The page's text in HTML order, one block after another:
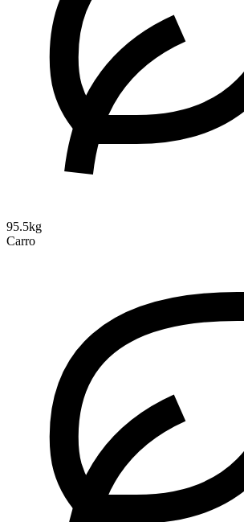
95.5kg
Carro